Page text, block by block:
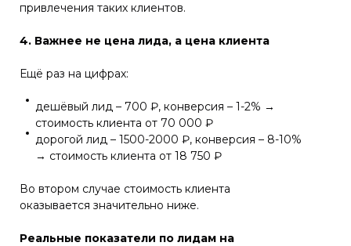
привлечения таких клиентов.
4. Важнее не цена лида, а цена клиента
Ещё раз на цифрах:
дешёвый лид – 700 ₽, конверсия – 1-2% →
стоимость клиента от 70 000 ₽
дорогой лид – 1500-2000 ₽, конверсия – 8-10%
→ стоимость клиента от 18 750 ₽
Во втором случае стоимость клиента
оказывается значительно ниже.
Реальные показатели по лидам на